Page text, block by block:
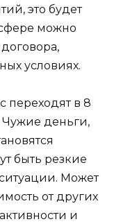
это будет
можно
условиях.
переходят в 8
деньги,
быть резкие
Может
от других
и